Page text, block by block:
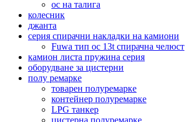
ос на талига
колесник
джанта
серия спирачни накладки на камиони
Fuwa тип ос 13t спирачна челюст
камион листа пружина серия
оборудване за цистерни
полу ремарке
товарен полуремарке
контейнер полуремарке
LPG танкер
цистерна полуремарке